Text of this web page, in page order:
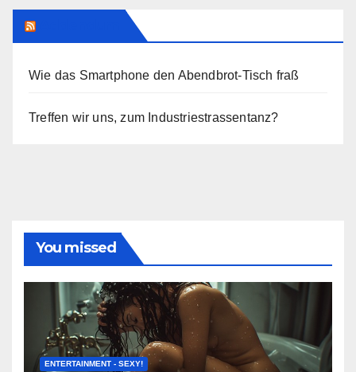
Wie das Smartphone den Abendbrot-Tisch fraß
Treffen wir uns, zum Industriestrassentanz?
You missed
ENTERTAINMENT - SEXY!